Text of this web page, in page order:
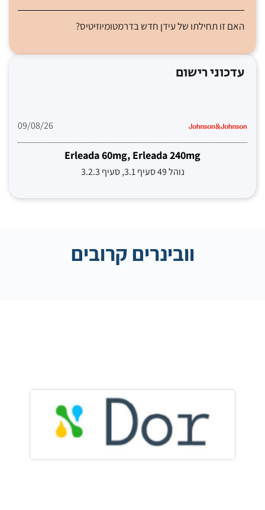
האם זו תחילתו של עידן חדש בדרמטומיוזיטיס?
עדכוני רישום
09/08/26
Erleada 60mg, Erleada 240mg
נוהל 49 סעיף 3.1, סעיף 3.2.3
וובינרים קרובים